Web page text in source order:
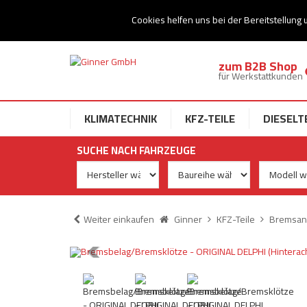
Cookies helfen uns bei der Bereitstellung
Ihr Speziallist für Dieseltechnik
zum B2B Shop
für Werkstattkunden
KLIMATECHNIK KFZ-TEILE
SUCHE NACH FAHRZEUGE
Weiter einkaufen Ginner KFZ-Teile